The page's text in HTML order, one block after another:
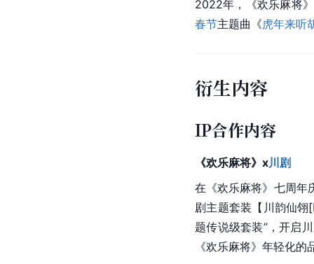
2022年，《欢乐麻将
春节主题曲《虎年来听
衍生内容
IP合作内容
《欢乐麻将》x川剧
在《欢乐麻将》七周年
剧主题套装【川韵仙翎[
题传说级套装”，开启
《欢乐麻将》年轻化的